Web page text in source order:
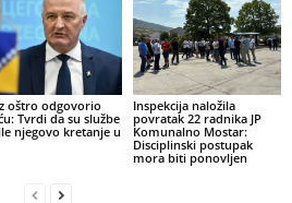
oštro odgovorio
Tvrdi da su službe
njegovo kretanje u
Inspekcija naložila
povratak 22 radnika JP
Komunalno Mostar:
Disciplinski postupak
mora biti ponovljen